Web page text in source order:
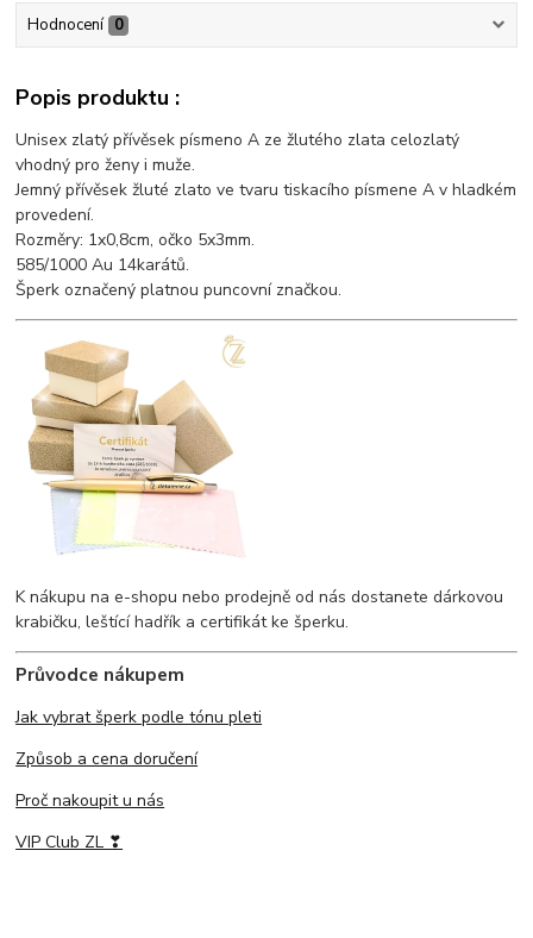
Hodnocení 0
Popis produktu :
Unisex zlatý přívěsek písmeno A ze žlutého zlata celozlatý
vhodný pro ženy i muže.
Jemný přívěsek žluté zlato ve tvaru tiskacího písmene A v hladkém
provedení.
Rozměry: 1x0,8cm, očko 5x3mm.
585/1000 Au 14karátů.
Šperk označený platnou puncovní značkou.
K nákupu na e-shopu nebo prodejně od nás dostanete dárkovou
krabičku, leštící hadřík a certifikát ke šperku.
Průvodce nákupem
Jak vybrat šperk podle tónu pleti
Způsob a cena doručení
Proč nakoupit u nás
VIP Club ZL ❣